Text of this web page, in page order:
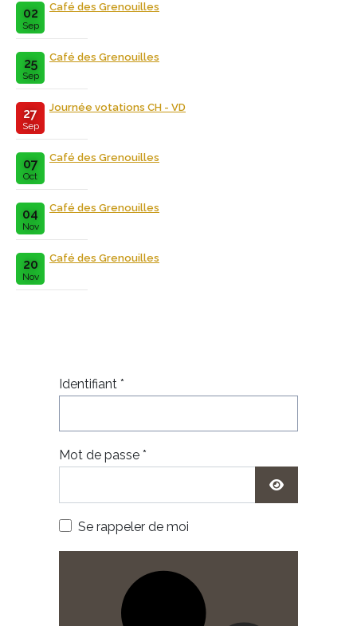
02
Sep
Café des Grenouilles
25
Sep
Café des Grenouilles
27
Sep
Journée votations CH - VD
07
Oct
Café des Grenouilles
04
Nov
Café des Grenouilles
20
Nov
Café des Grenouilles
Identifiant *
Mot de passe *
Show
Se rappeler de moi